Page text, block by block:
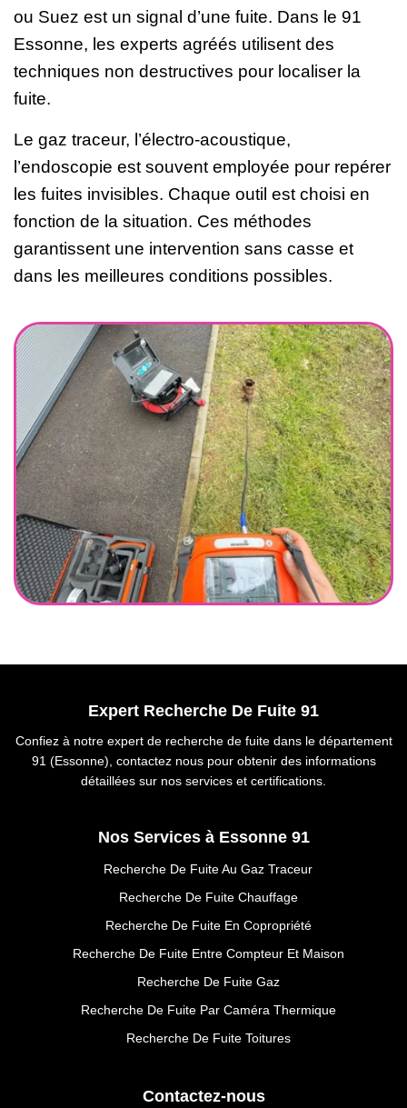
ou Suez est un signal d’une fuite. Dans le 91
Essonne, les experts agréés utilisent des
techniques non destructives pour localiser la
fuite.
Le gaz traceur, l’électro-acoustique,
l’endoscopie est souvent employée pour repérer
les fuites invisibles. Chaque outil est choisi en
fonction de la situation. Ces méthodes
garantissent une intervention sans casse et
dans les meilleures conditions possibles.
Expert Recherche De Fuite 91
Confiez à notre expert de recherche de fuite dans le département
91 (Essonne), contactez nous pour obtenir des informations
détaillées sur nos services et certifications.
Nos Services à Essonne 91
Recherche De Fuite Au Gaz Traceur
Recherche De Fuite Chauffage
Recherche De Fuite En Copropriété
Recherche De Fuite Entre Compteur Et Maison
Recherche De Fuite Gaz
Recherche De Fuite Par Caméra Thermique
Recherche De Fuite Toitures
Contactez-nous